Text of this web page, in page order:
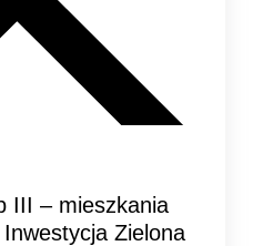
III – mieszkania
Zielona